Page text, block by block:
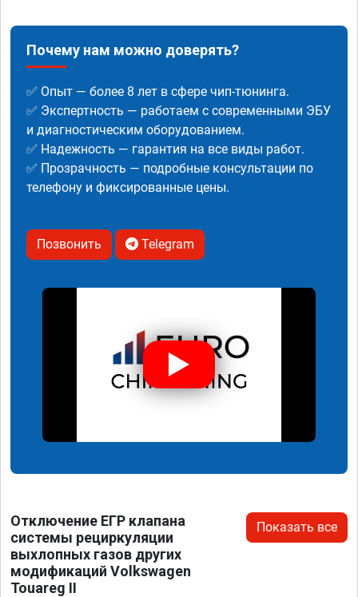
Почему нам можно доверять?
✅ Опыт — более 8 лет в сфере чип-тюнинга.
✅ Экспертность — работаем с современными ЭБУ
и диагностическим оборудованием.
✅ Надежность — гарантия на все виды работ.
✅ Прозрачность — подробные консультации по
телефону и фиксированные цены.
Позвонить Telegram
Отключение ЕГР клапана
системы рециркуляции
выхлопных газов других
модификаций Volkswagen
Touareg II
Показать все